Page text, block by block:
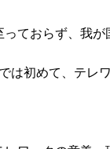
ておらず、我
は初めて、テレ